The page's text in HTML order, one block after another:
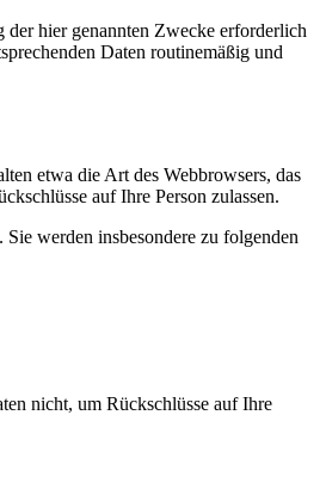
der hier genannten Zwecke erforderlich
Daten routinemäßig und
etwa die Art des Webbrowsers, das
auf Ihre Person zulassen.
werden insbesondere zu folgenden
nicht, um Rückschlüsse auf Ihre